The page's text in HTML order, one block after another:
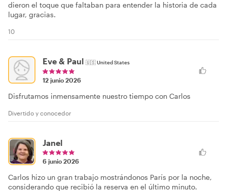
dieron el toque que faltaban para entender la historia de cada
lugar, gracias.
10
Eve & Paul 🇺🇸United States
12 junio 2026
Disfrutamos inmensamente nuestro tiempo con Carlos
Divertido y conocedor
Janel
6 junio 2026
Carlos hizo un gran trabajo mostrándonos París por la noche,
considerando que recibió la reserva en el último minuto.